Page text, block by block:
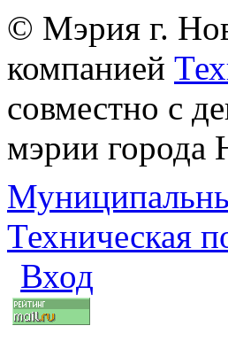
© Мэрия г.
компанией
совместно с
мэрии города
Техническая
Вход